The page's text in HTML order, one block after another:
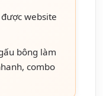
website
bông làm
combo